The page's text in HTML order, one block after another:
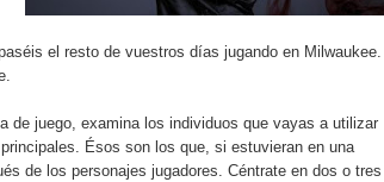
el resto de vuestros días jugando en
de juego, examina los individuos que vayas a utilizar
Ésos son los que, si estuvieran en una
de los personajes jugadores. Céntrate en dos o tres